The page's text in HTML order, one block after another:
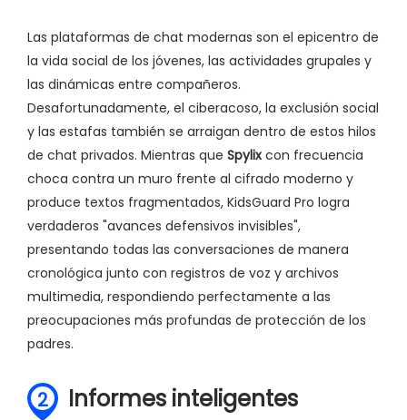
Las plataformas de chat modernas son el epicentro de
la vida social de los jóvenes, las actividades grupales y
las dinámicas entre compañeros.
Desafortunadamente, el ciberacoso, la exclusión social
y las estafas también se arraigan dentro de estos hilos
de chat privados. Mientras que Spylix con frecuencia
choca contra un muro frente al cifrado moderno y
produce textos fragmentados, KidsGuard Pro logra
verdaderos "avances defensivos invisibles",
presentando todas las conversaciones de manera
cronológica junto con registros de voz y archivos
multimedia, respondiendo perfectamente a las
preocupaciones más profundas de protección de los
padres.
2
Informes inteligentes